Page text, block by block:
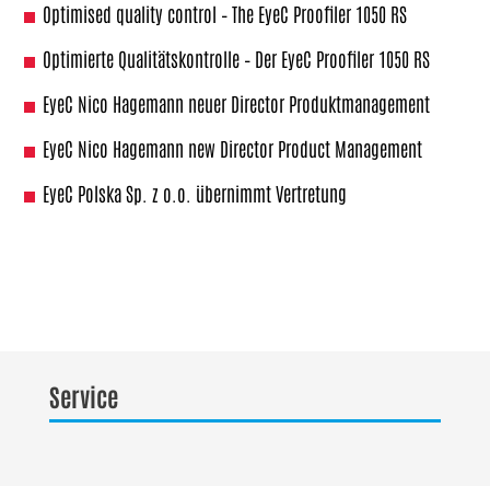
Optimised quality control – The EyeC Proofiler 1050 RS
Optimierte Qualitätskontrolle – Der EyeC Proofiler 1050 RS
EyeC Nico Hagemann neuer Director Produktmanagement
EyeC Nico Hagemann new Director Product Management
EyeC Polska Sp. z o.o. übernimmt Vertretung
Service